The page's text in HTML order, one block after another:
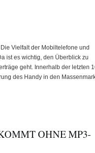
Vielfalt der Mobiltelefone und
ist es wichtig, den Überblick zu
geht. Innerhalb der letzten
des Handy in den
OHNE MP3-